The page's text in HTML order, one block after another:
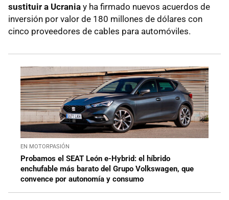
sustituir a Ucrania y ha firmado nuevos acuerdos de
inversión por valor de 180 millones de dólares con
cinco proveedores de cables para automóviles.
EN MOTORPASIÓN
Probamos el SEAT León e-Hybrid: el híbrido
enchufable más barato del Grupo Volkswagen, que
convence por autonomía y consumo